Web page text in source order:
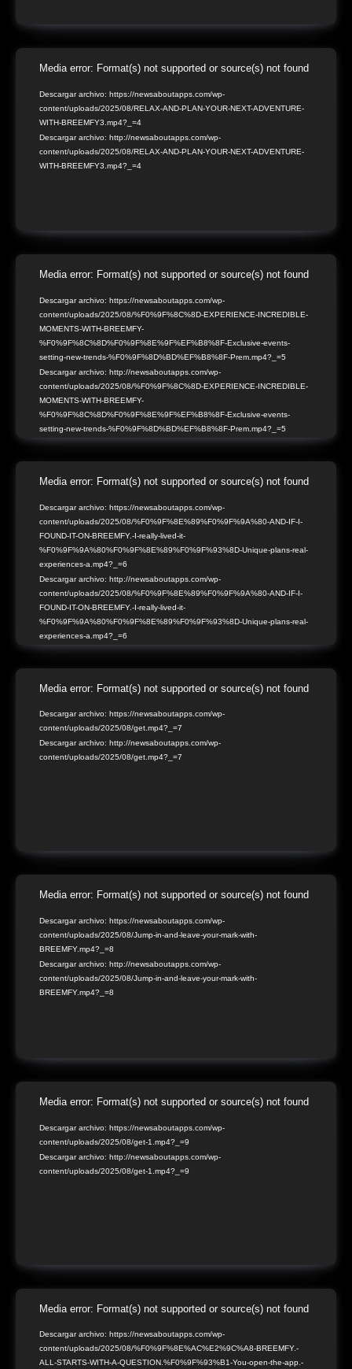
Reproductor
de
vídeo
Media error: Format(s) not supported or source(s) not found
Descargar archivo: https://newsaboutapps.com/wp-
content/uploads/2025/08/RELAX-AND-PLAN-YOUR-NEXT-ADVENTURE-
WITH-BREEMFY3.mp4?_=4
Descargar archivo: http://newsaboutapps.com/wp-
content/uploads/2025/08/RELAX-AND-PLAN-YOUR-NEXT-ADVENTURE-
WITH-BREEMFY3.mp4?_=4
Reproductor
de
vídeo
Media error: Format(s) not supported or source(s) not found
Descargar archivo: https://newsaboutapps.com/wp-
content/uploads/2025/08/%F0%9F%8C%8D-EXPERIENCE-INCREDIBLE-
MOMENTS-WITH-BREEMFY-
%F0%9F%8C%8D%F0%9F%8E%9F%EF%B8%8F-Exclusive-events-
setting-new-trends-%F0%9F%8D%BD%EF%B8%8F-Prem.mp4?_=5
Descargar archivo: http://newsaboutapps.com/wp-
content/uploads/2025/08/%F0%9F%8C%8D-EXPERIENCE-INCREDIBLE-
MOMENTS-WITH-BREEMFY-
%F0%9F%8C%8D%F0%9F%8E%9F%EF%B8%8F-Exclusive-events-
setting-new-trends-%F0%9F%8D%BD%EF%B8%8F-Prem.mp4?_=5
Reproductor
de
vídeo
Media error: Format(s) not supported or source(s) not found
Descargar archivo: https://newsaboutapps.com/wp-
content/uploads/2025/08/%F0%9F%8E%89%F0%9F%9A%80-AND-IF-I-
FOUND-IT-ON-BREEMFY.-I-really-lived-it-
%F0%9F%9A%80%F0%9F%8E%89%F0%9F%93%8D-Unique-plans-real-
experiences-a.mp4?_=6
Descargar archivo: http://newsaboutapps.com/wp-
content/uploads/2025/08/%F0%9F%8E%89%F0%9F%9A%80-AND-IF-I-
FOUND-IT-ON-BREEMFY.-I-really-lived-it-
%F0%9F%9A%80%F0%9F%8E%89%F0%9F%93%8D-Unique-plans-real-
experiences-a.mp4?_=6
Reproductor
de
vídeo
Media error: Format(s) not supported or source(s) not found
Descargar archivo: https://newsaboutapps.com/wp-
content/uploads/2025/08/get.mp4?_=7
Descargar archivo: http://newsaboutapps.com/wp-
content/uploads/2025/08/get.mp4?_=7
Reproductor
de
vídeo
Media error: Format(s) not supported or source(s) not found
Descargar archivo: https://newsaboutapps.com/wp-
content/uploads/2025/08/Jump-in-and-leave-your-mark-with-
BREEMFY.mp4?_=8
Descargar archivo: http://newsaboutapps.com/wp-
content/uploads/2025/08/Jump-in-and-leave-your-mark-with-
BREEMFY.mp4?_=8
Reproductor
de
vídeo
Media error: Format(s) not supported or source(s) not found
Descargar archivo: https://newsaboutapps.com/wp-
content/uploads/2025/08/get-1.mp4?_=9
Descargar archivo: http://newsaboutapps.com/wp-
content/uploads/2025/08/get-1.mp4?_=9
Reproductor
de
vídeo
Media error: Format(s) not supported or source(s) not found
Descargar archivo: https://newsaboutapps.com/wp-
content/uploads/2025/08/%F0%9F%8E%AC%E2%9C%A8-BREEMFY.-
ALL-STARTS-WITH-A-QUESTION.%F0%9F%93%B1-You-open-the-app.-